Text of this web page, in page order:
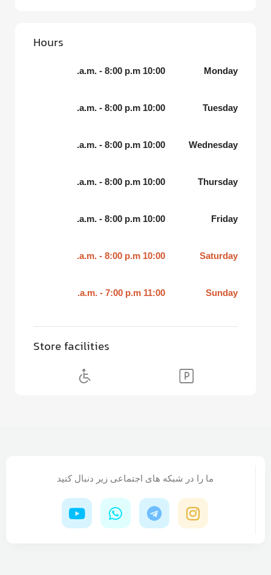
Hours
Monday
10:00 a.m. - 8:00 p.m.
Tuesday
10:00 a.m. - 8:00 p.m.
Wednesday
10:00 a.m. - 8:00 p.m.
Thursday
10:00 a.m. - 8:00 p.m.
Friday
10:00 a.m. - 8:00 p.m.
Saturday
10:00 a.m. - 8:00 p.m.
Sunday
11:00 a.m. - 7:00 p.m.
Store facilities
ما را در شبکه های اجتماعی زیر دنبال کنید